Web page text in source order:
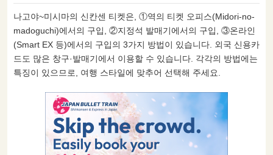
나고야~미시마의 신칸센 티켓은, ①역의 티켓 오피스(Midori-no-
madoguchi)에서의 구입, ②지정석 발매기에서의 구입, ③온라인
(Smart EX 등)에서의 구입의 3가지 방법이 있습니다. 외국 신용카
드도 많은 창구·발매기에서 이용할 수 있습니다. 각각의 방법에는
특징이 있으므로, 여행 스타일에 맞추어 선택해 주세요.